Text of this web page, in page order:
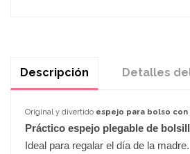
Descripción Detalles
Original y divertido espejo para bolso con
Práctico espejo plegable de
Ideal para regalar el día de la madre.